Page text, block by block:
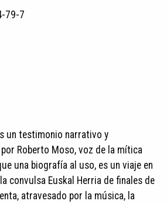
79-7
un testimonio narrativo y
Roberto Moso, voz de la mítica
una biografía al uso, es un viaje en
convulsa Euskal Herria de finales de
atravesado por la música, la